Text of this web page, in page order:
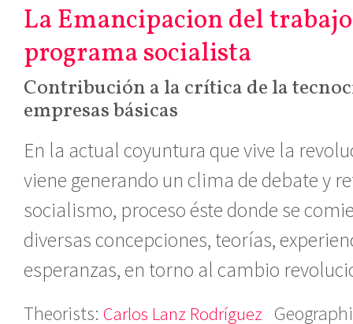
La Emancipacion del
programa socialista
Contribución a la crítica de la
empresas básicas
En la actual coyuntura que vive la
viene generando un clima de debate y
socialismo, proceso éste donde se
diversas concepciones, teorías,
esperanzas, en torno al cambio
Theorists: Carlos Lanz Rodríguez